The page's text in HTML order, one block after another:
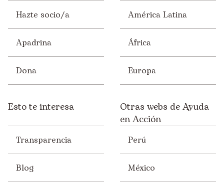
Hazte socio/a
Apadrina
Dona
América Latina
África
Europa
Esto te interesa
Transparencia
Blog
Otras webs de Ayuda
en Acción
Perú
México